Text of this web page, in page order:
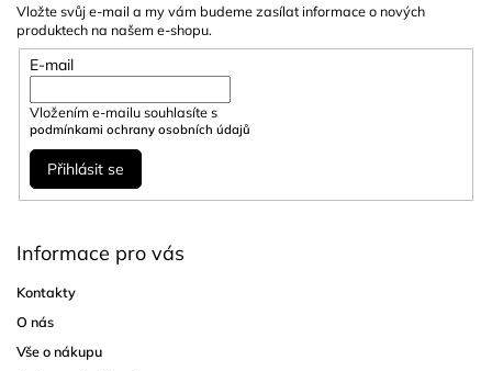
Vložte svůj e-mail a my vám budeme zasílat informace o nových
produktech na našem e-shopu.
E-mail
Vložením e-mailu souhlasíte s
podmínkami ochrany osobních údajů
Přihlásit se
Informace pro vás
Kontakty
O nás
Vše o nákupu